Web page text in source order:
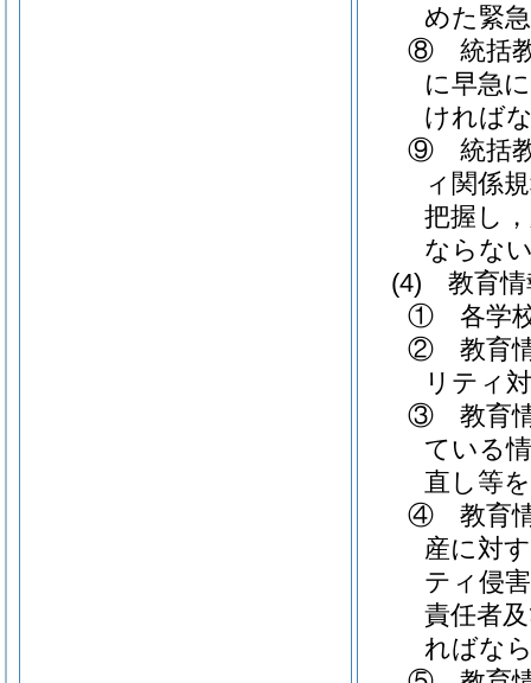
めた緊
⑧ 統括教
に早急
ければ
⑨ 統括教
ィ関係
把握し
ならな
(4) 教育情
① 各学校
② 教育情
リティ
③ 教育情
ている
直し等
④ 教育情
産に対
ティ侵
責任者
ればな